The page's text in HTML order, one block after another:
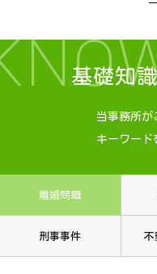
基礎知
当事務所が
キーワード
離婚問題
刑事事件 不